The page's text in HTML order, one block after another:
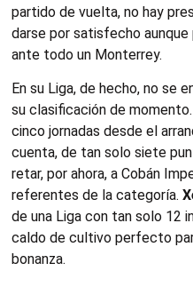
partido de vuelta, no hay
darse por satisfecho
ante todo un Monterrey.
En su Liga, de hecho, no se
su clasificación de
cinco jornadas desde el
cuenta, de tan solo siete
retar, por ahora, a Cobán
referentes de la categoría.
de una Liga con tan solo 12
caldo de cultivo perfecto
bonanza.